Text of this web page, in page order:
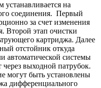
на
соединения. Первый
за счет изменения
Второй этап очистки
картриджа. Далее
отстойник откуда
автоматической системы
выходной патрубок.
могут быть установлены
дифференциального